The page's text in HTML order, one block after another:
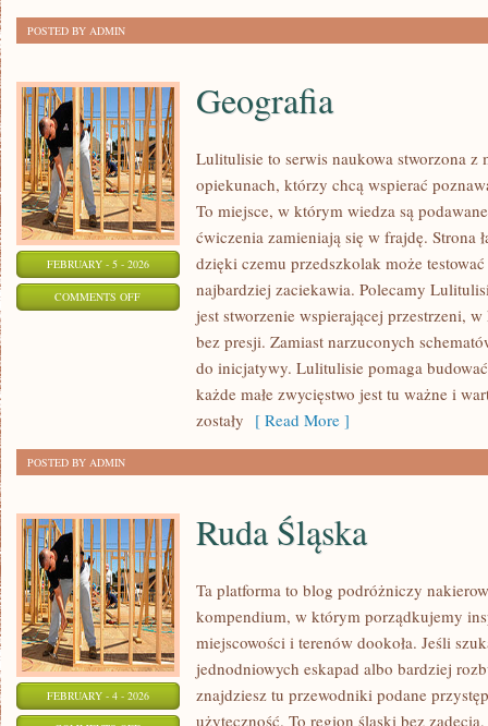
POSTED BY ADMIN
FEBRUARY - 5 - 2026
COMMENTS OFFON
GEOGRAFIA
Geografia
Lulitulisie to serwis naukowa stworzona z
opiekunach, którzy chcą wspierać
To miejsce, w którym wiedza są
ćwiczenia zamieniają się w frajdę. Strona
dzięki czemu przedszkolak może
najbardziej zaciekawia. Polecamy
jest stworzenie wspierającej przestrzeni,
bez presji. Zamiast narzuconych
do inicjatywy. Lulitulisie pomaga
każde małe zwycięstwo jest tu ważne i
zostały [ Read More ]
POSTED BY ADMIN
FEBRUARY - 4 - 2026
Ruda Śląska
Ta platforma to blog podróżniczy
kompendium, w którym porządkujemy
miejscowości i terenów dookoła. Jeśli
jednodniowych eskapad albo bardziej
znajdziesz tu przewodniki podane
użyteczność. To region śląski bez